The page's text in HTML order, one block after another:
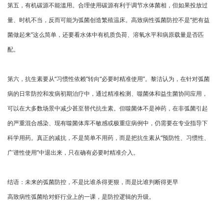
第五，有机碳源不能滥用。合理使用碳源有利于调节水体菌相，但如果投放过
量、时机不当，反而可能为弧菌创造繁殖温床。高致病性弧菌防控不是“把有益
菌做起来”这么简单，还要看水体中有机质负荷、溶氧水平和病原载量是否匹
配。
第六，抗生素要从“习惯性依赖”转向“必要时精准使用”。黎洁认为，在针对弧菌
病的日常防控和发病初期治疗中，通过精准检测、噬菌体和益生菌协同应用，
可以在大多数场景中减少甚至替代抗生素。但噬菌体不是神药，在非弧菌引起
的严重混合感染、现有噬菌体库不敏感或极重症病例中，仍需要在专业指导下
科学用药。真正的减抗，不是简单不用药，而是把抗生素从“预防性、习惯性、
广谱性使用”中退出来，只在确有必要时精准介入。
结语：未来的弧菌防控，不是比谁杀得更狠，而是比谁判断得更早
高致病性弧菌给对虾行业上的一课，是防控逻辑的升级。